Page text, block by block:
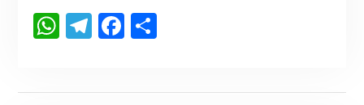
WhatsApp
Telegram
Facebook